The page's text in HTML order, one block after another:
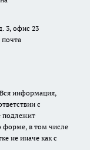
3, офис 23
почта
информация,
с
подлежит
форме, в том числе
не иначе как с